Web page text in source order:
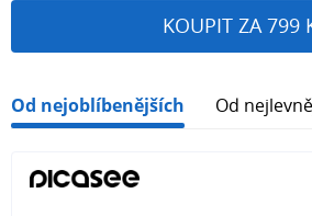
KOUPIT ZA 799
Od nejoblíbenějších Od